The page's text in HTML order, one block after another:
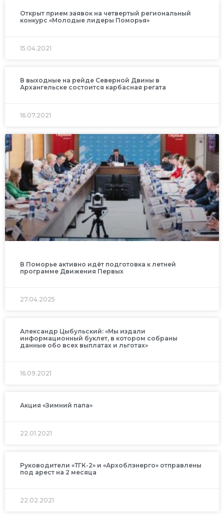
Открыт прием заявок на четвертый региональный
конкурс «Молодые лидеры Поморья»
15.04.2021
В выходные на рейде Северной Двины в
Архангельске состоится карбасная регата
16.07.2021
В Поморье активно идёт подготовка к летней
программе Движения Первых
27.04.2025
Александр Цыбульский: «Мы издали
информационный буклет, в котором собраны
данные обо всех выплатах и льготах»
16.09.2021
Акция «Зимний папа»
22.01.2021
Руководители «ТГК-2» и «Архоблэнерго» отправлены
под арест на 2 месяца
22.02.2021